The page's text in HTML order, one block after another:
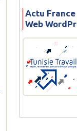
Actu
Web